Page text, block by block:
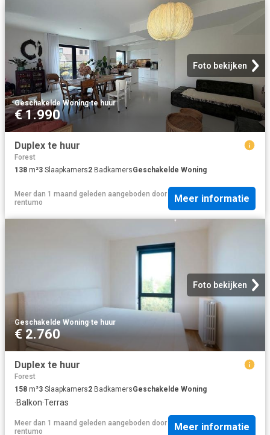
Foto bekijken
Geschakelde Woning·te huur
€ 1.990
Duplex te huur
Forest
138 m²3 Slaapkamers2 BadkamersGeschakelde Woning
Meer dan 1 maand geleden aangeboden door
rentumo
Meer informatie
Foto bekijken
Geschakelde Woning·te huur
€ 2.760
Duplex te huur
Forest
158 m²3 Slaapkamers2 BadkamersGeschakelde Woning
·Balkon·Terras
Meer dan 1 maand geleden aangeboden door
rentumo
Meer informatie